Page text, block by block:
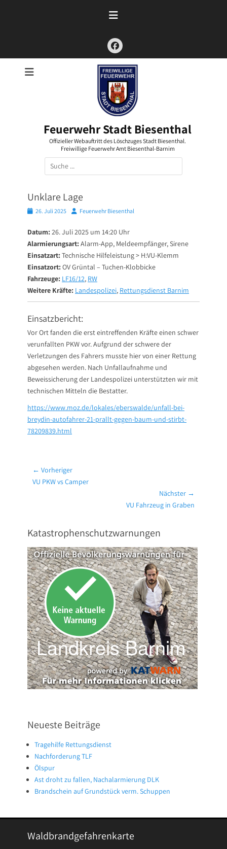
Facebook
Feuerwehr Stadt Biesenthal
Offizieller Webauftritt des Löschzuges Stadt Biesenthal.
Freiwillige Feuerwehr Amt Biesenthal-Barnim
Suchen
nach:
Unklare Lage
Posted26. Juli 2025 AutorFeuerwehr Biesenthal
Datum: 26. Juli 2025 um 14:20 Uhr
Alarmierungsart: Alarm-App, Meldeempfänger, Sirene
Einsatzart: Technische Hilfeleistung > H:VU-Klemm
Einsatzort: OV Grüntal – Tuchen-Klobbicke
Fahrzeuge: LF16/12, RW
Weitere Kräfte: Landespolizei, Rettungsdienst Barnim
Einsatzbericht:
Vor Ort fanden die erst eintreffenden Kräfte einen schwer
verunfallten PKW vor. Aufgrund der schwere der
Verletzungen des Fahrers musste hier von einer Rettung
abgesehen werden. Nach Unfallaufnahme und
Beweissicherung der Landespolizei unterstützten wir mit
technischen Mitteln die Bestatter.
https://www.moz.de/lokales/eberswalde/unfall-bei-
breydin-autofahrer-21-prallt-gegen-baum-und-stirbt-
78209839.html
Beitragsnavigation
← Vorheriger
Vorheriger
VU PKW vs Camper
Nächster →
VU Fahrzeug in Graben
Katastrophenschutzwarnungen
Neueste Beiträge
Tragehilfe Rettungsdienst
Nachforderung TLF
Ölspur
Ast droht zu fallen, Nachalarmierung DLK
Brandschein auf Grundstück verm. Schuppen
Waldbrandgefahrenkarte